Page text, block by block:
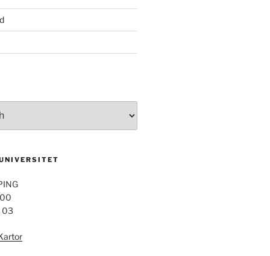
03